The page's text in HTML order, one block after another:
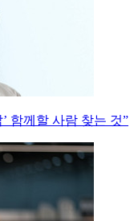
함께할 사람 찾는 것”